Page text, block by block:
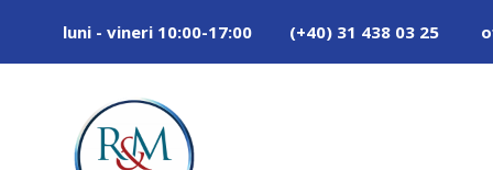
luni - vineri 10:00-17:00 (+40) 31 438 03 25